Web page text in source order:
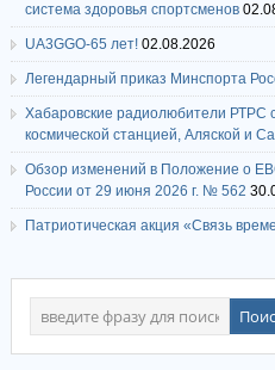
система здоровья спортсменов
UA3GGO-65 лет! 02.08.2026
Легендарный приказ Минспорта
Хабаровские радиолюбители РТРС
космической станцией, Аляской и
Обзор изменений в Положение о
России от 29 июня 2026 г. № 562
Патриотическая акция «Связь